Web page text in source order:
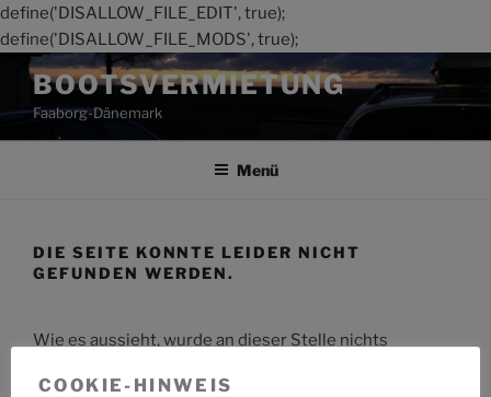
define('DISALLOW_FILE_EDIT', true);
define('DISALLOW_FILE_MODS', true);
Zum
Inhalt
springen
BOOTSVERMIETUNG
Faaborg-Dänemark
Menü
DIE SEITE KONNTE LEIDER NICHT
GEFUNDEN WERDEN.
Wie es aussieht, wurde an dieser Stelle nichts
COOKIE-HINWEIS